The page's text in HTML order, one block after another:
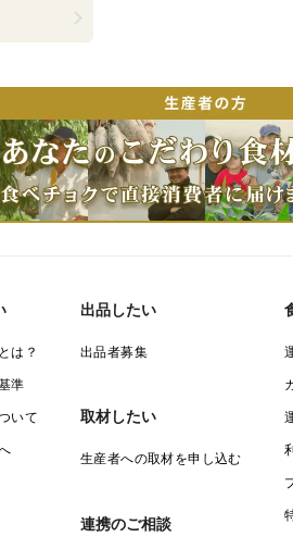
は？
準
いて
出品したい
出品者募集
取材したい
生産者への取材を申し込む
連携のご相談